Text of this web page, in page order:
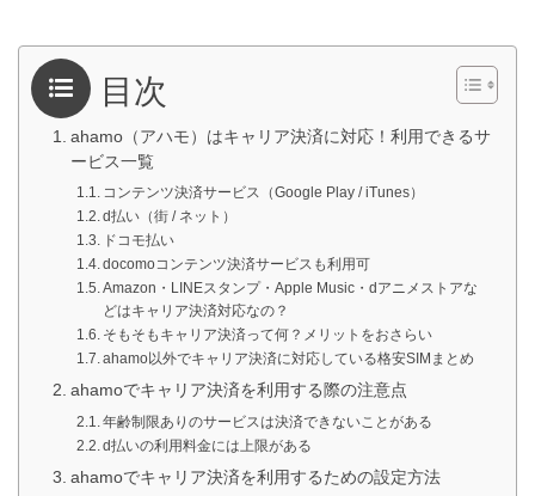
目次
ahamo（アハモ）はキャリア決済に対応！利用できるサ
ービス一覧
コンテンツ決済サービス（Google Play / iTunes）
d払い（街 / ネット）
ドコモ払い
docomoコンテンツ決済サービスも利用可
Amazon・LINEスタンプ・Apple Music・dアニメストアな
どはキャリア決済対応なの？
そもそもキャリア決済って何？メリットをおさらい
ahamo以外でキャリア決済に対応している格安SIMまとめ
ahamoでキャリア決済を利用する際の注意点
年齢制限ありのサービスは決済できないことがある
d払いの利用料金には上限がある
ahamoでキャリア決済を利用するための設定方法